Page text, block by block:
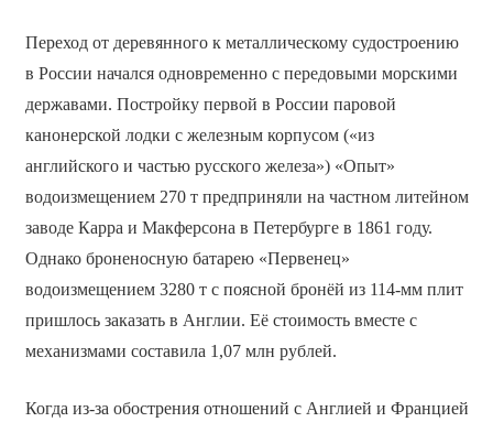
Переход от деревянного к металлическому судостроению
в России начался одновременно с передовыми морскими
державами. Постройку первой в России паровой
канонерской лодки с железным корпусом («из
английского и частью русского железа») «Опыт»
водоизмещением 270 т предприняли на частном литейном
заводе Карра и Макферсона в Петербурге в 1861 году.
Однако броненосную батарею «Первенец»
водоизмещением 3280 т с поясной бронёй из 114-мм плит
пришлось заказать в Англии. Её стоимость вместе с
механизмами составила 1,07 млн рублей.
Когда из-за обострения отношений с Англией и Францией